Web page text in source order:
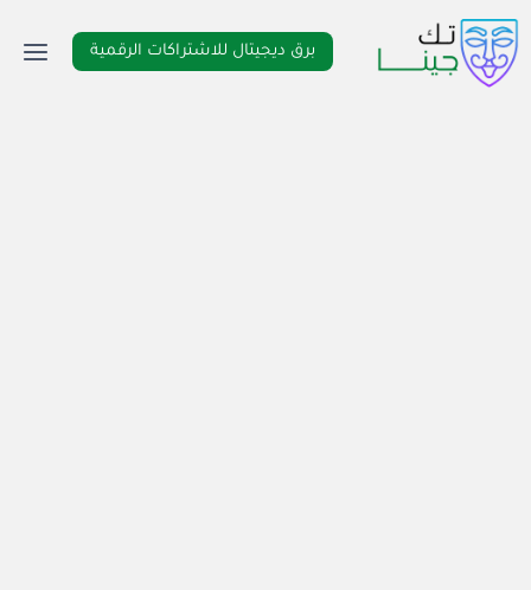
التجاوز
إلى
المحتوى
برق ديجيتال للاشتراكات الرقمية